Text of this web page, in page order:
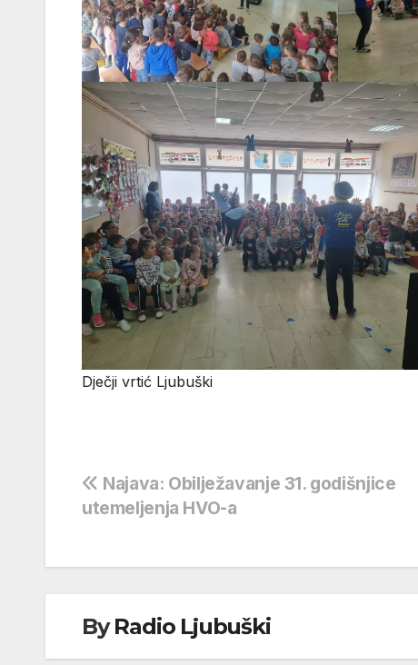
Dječji vrtić Ljubuški
Navigacija
objava
Najava: Obilježavanje 31. godišnjice
utemeljenja HVO-a
ByRadio Ljubuški